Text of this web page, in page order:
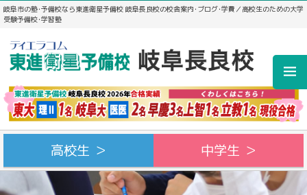
岐阜市の塾･予備校なら東進衛星予備校 岐阜長良校の校舎案内･ブログ･学費／高校生のための大学
受験予備校･学習塾
高校生 ＞ 中学生 ＞